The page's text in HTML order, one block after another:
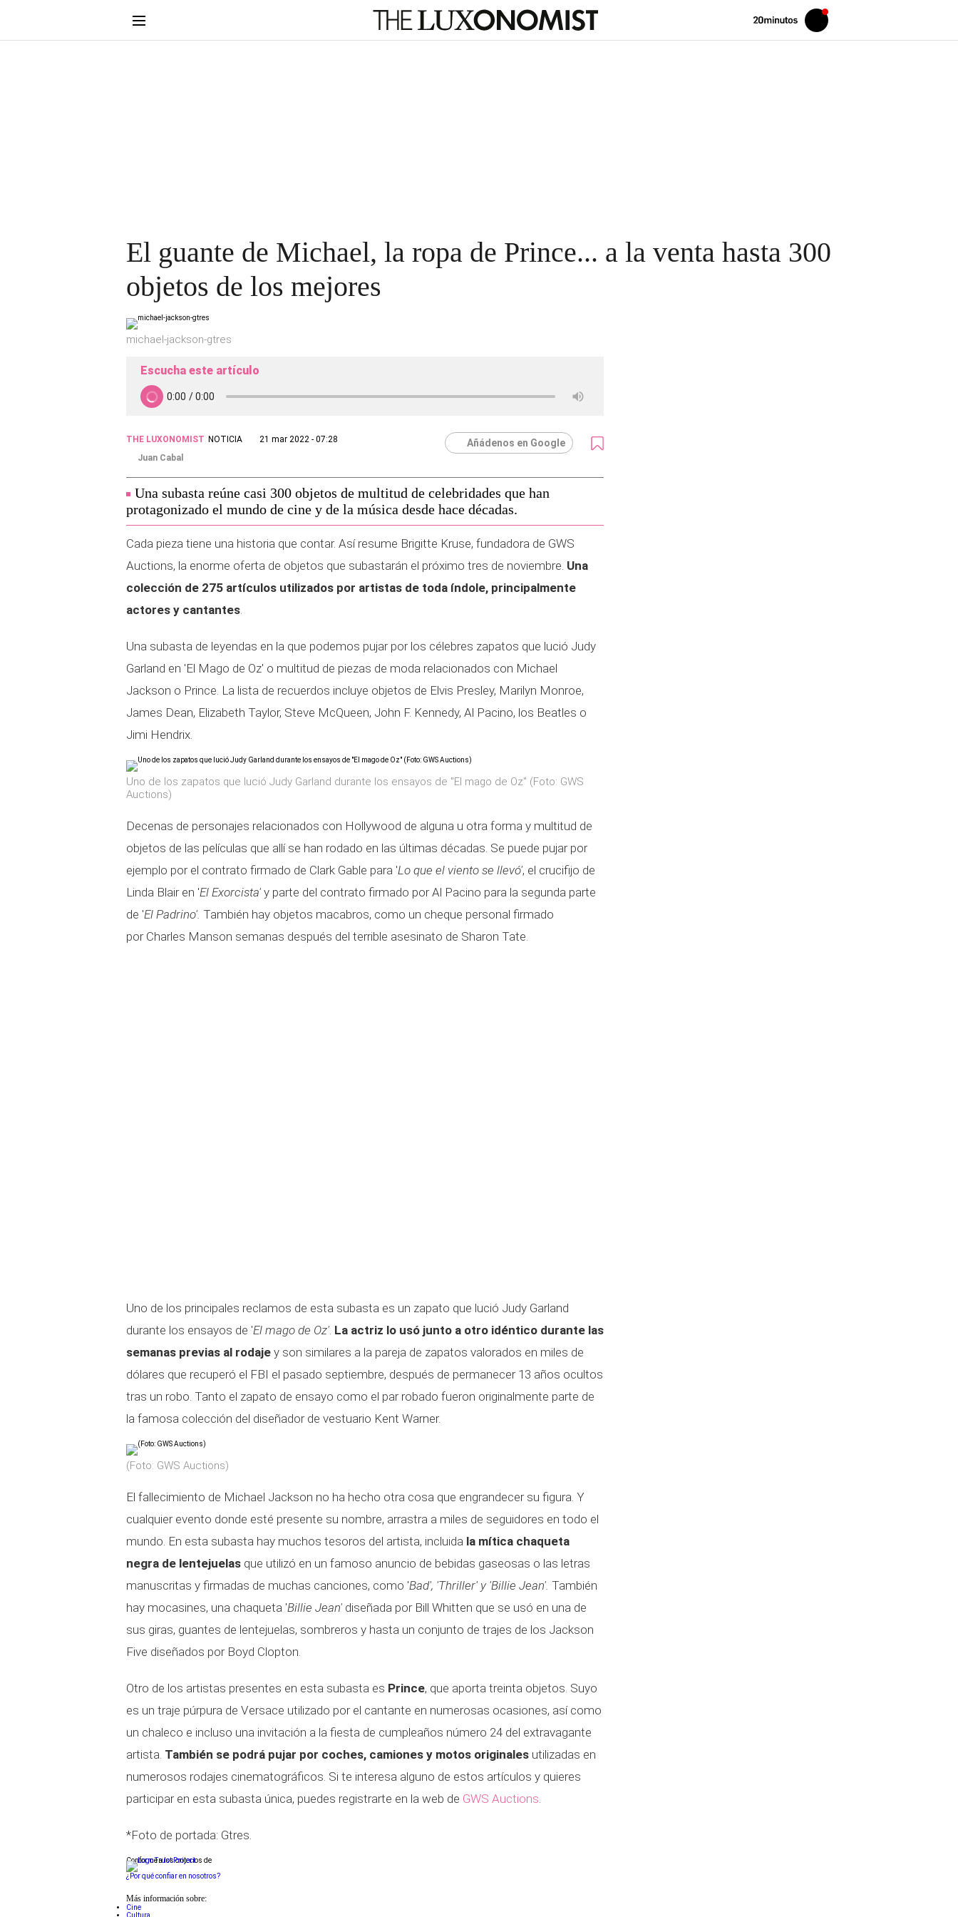
Volver
Iniciar
sesión
El guante de Michael, la ropa de Prince... a la venta hasta 300
objetos de los mejores
michael-jackson-gtres
Escucha este artículo
THE LUXONOMIST NOTICIA
21 mar 2022 - 07:28
Juan Cabal
Añádenos en Google
Una subasta reúne casi 300 objetos de multitud de celebridades que han
protagonizado el mundo de cine y de la música desde hace décadas.
Cada pieza tiene una historia que contar. Así resume Brigitte Kruse, fundadora de GWS
Auctions, la enorme oferta de objetos que subastarán el próximo tres de noviembre. Una
colección de 275 artículos utilizados por artistas de toda índole, principalmente
actores y cantantes.
Una subasta de leyendas en la que podemos pujar por los célebres zapatos que lució Judy
Garland en 'El Mago de Oz' o multitud de piezas de moda relacionados con Michael
Jackson o Prince. La lista de recuerdos incluye objetos de Elvis Presley, Marilyn Monroe,
James Dean, Elizabeth Taylor, Steve McQueen, John F. Kennedy, Al Pacino, los Beatles o
Jimi Hendrix.
Uno de los zapatos que lució Judy Garland durante los ensayos de "El mago de Oz" (Foto: GWS
Auctions)
Decenas de personajes relacionados con Hollywood de alguna u otra forma y multitud de
objetos de las películas que allí se han rodado en las últimas décadas. Se puede pujar por
ejemplo por el contrato firmado de Clark Gable para 'Lo que el viento se llevó', el crucifijo de
Linda Blair en 'El Exorcista' y parte del contrato firmado por Al Pacino para la segunda parte
de 'El Padrino'. También hay objetos macabros, como un cheque personal firmado
por Charles Manson semanas después del terrible asesinato de Sharon Tate.
Uno de los principales reclamos de esta subasta es un zapato que lució Judy Garland
durante los ensayos de 'El mago de Oz'. La actriz lo usó junto a otro idéntico durante las
semanas previas al rodaje y son similares a la pareja de zapatos valorados en miles de
dólares que recuperó el FBI el pasado septiembre, después de permanecer 13 años ocultos
tras un robo. Tanto el zapato de ensayo como el par robado fueron originalmente parte de
la famosa colección del diseñador de vestuario Kent Warner.
(Foto: GWS Auctions)
El fallecimiento de Michael Jackson no ha hecho otra cosa que engrandecer su figura. Y
cualquier evento donde esté presente su nombre, arrastra a miles de seguidores en todo el
mundo. En esta subasta hay muchos tesoros del artista, incluida la mítica chaqueta
negra de lentejuelas que utilizó en un famoso anuncio de bebidas gaseosas o las letras
manuscritas y firmadas de muchas canciones, como 'Bad', 'Thriller' y 'Billie Jean'. También
hay mocasines, una chaqueta 'Billie Jean' diseñada por Bill Whitten que se usó en una de
sus giras, guantes de lentejuelas, sombreros y hasta un conjunto de trajes de los Jackson
Five diseñados por Boyd Clopton.
Otro de los artistas presentes en esta subasta es Prince, que aporta treinta objetos. Suyo
es un traje púrpura de Versace utilizado por el cantante en numerosas ocasiones, así como
un chaleco e incluso una invitación a la fiesta de cumpleaños número 24 del extravagante
artista. También se podrá pujar por coches, camiones y motos originales utilizadas en
numerosos rodajes cinematográficos. Si te interesa alguno de estos artículos y quieres
participar en esta subasta única, puedes registrarte en la web de GWS Auctions.
*Foto de portada: Gtres.
Conforme a los criterios de
¿Por qué confiar en nosotros?
Más información sobre:
Cine
Cultura